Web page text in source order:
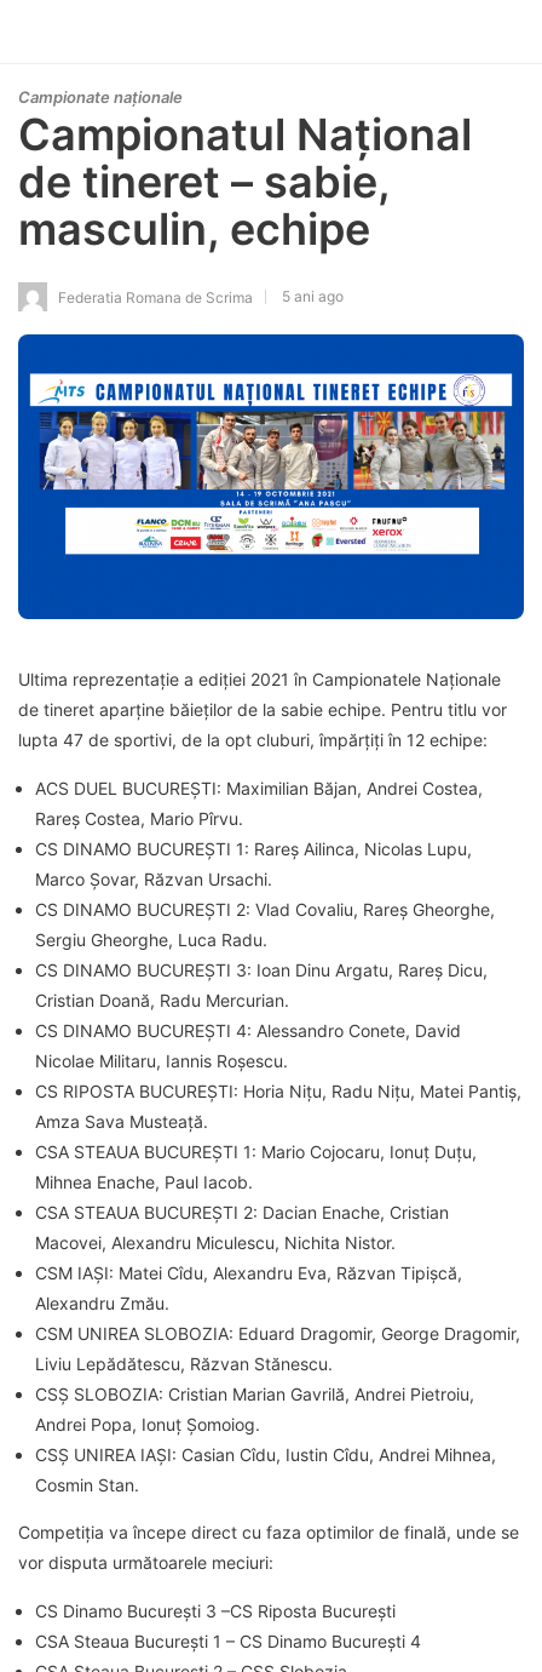
Campionate naționale
Campionatul Național
de tineret – sabie,
masculin, echipe
Federatia Romana de Scrima 5 ani ago
Ultima reprezentație a ediției 2021 în Campionatele Naționale
de tineret aparține băieților de la sabie echipe. Pentru titlu vor
lupta 47 de sportivi, de la opt cluburi, împărțiți în 12 echipe:
ACS DUEL BUCUREȘTI: Maximilian Băjan, Andrei Costea,
Rareș Costea, Mario Pîrvu.
CS DINAMO BUCUREȘTI 1: Rareș Ailinca, Nicolas Lupu,
Marco Șovar, Răzvan Ursachi.
CS DINAMO BUCUREȘTI 2: Vlad Covaliu, Rareș Gheorghe,
Sergiu Gheorghe, Luca Radu.
CS DINAMO BUCUREȘTI 3: Ioan Dinu Argatu, Rareș Dicu,
Cristian Doană, Radu Mercurian.
CS DINAMO BUCUREȘTI 4: Alessandro Conete, David
Nicolae Militaru, Iannis Roșescu.
CS RIPOSTA BUCUREȘTI: Horia Nițu, Radu Nițu, Matei Pantiș,
Amza Sava Musteață.
CSA STEAUA BUCUREȘTI 1: Mario Cojocaru, Ionuț Duțu,
Mihnea Enache, Paul Iacob.
CSA STEAUA BUCUREȘTI 2: Dacian Enache, Cristian
Macovei, Alexandru Miculescu, Nichita Nistor.
CSM IAȘI: Matei Cîdu, Alexandru Eva, Răzvan Tipișcă,
Alexandru Zmău.
CSM UNIREA SLOBOZIA: Eduard Dragomir, George Dragomir,
Liviu Lepădătescu, Răzvan Stănescu.
CSȘ SLOBOZIA: Cristian Marian Gavrilă, Andrei Pietroiu,
Andrei Popa, Ionuț Șomoiog.
CSȘ UNIREA IAȘI: Casian Cîdu, Iustin Cîdu, Andrei Mihnea,
Cosmin Stan.
Competiția va începe direct cu faza optimilor de finală, unde se
vor disputa următoarele meciuri:
CS Dinamo București 3 –CS Riposta București
CSA Steaua București 1 – CS Dinamo București 4